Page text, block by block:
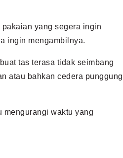
yang segera ingin
ingin mengambilnya.
tas terasa tidak seimbang
atau bahkan cedera punggung
mengurangi waktu yang